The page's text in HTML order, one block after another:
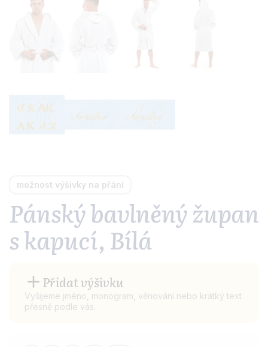
možnost výšivky na přání
Pánský bavlněný župan
s kapucí, Bílá
Přidat výšivku
Vyšijeme jméno, monogram, věnování nebo krátký text
přesně podle vás.